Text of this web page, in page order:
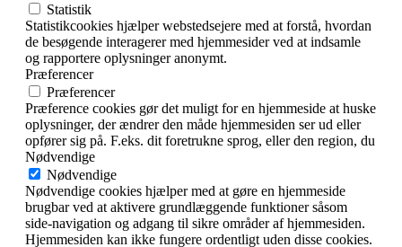
Statistik
Statistikcookies hjælper webstedsejere med at forstå, hvordan
de besøgende interagerer med hjemmesider ved at indsamle
og rapportere oplysninger anonymt.
Præferencer
Præferencer
Præference cookies gør det muligt for en hjemmeside at huske
oplysninger, der ændrer den måde hjemmesiden ser ud eller
opfører sig på. F.eks. dit foretrukne sprog, eller den region, du
Nødvendige
Nødvendige
Nødvendige cookies hjælper med at gøre en hjemmeside
brugbar ved at aktivere grundlæggende funktioner såsom
side-navigation og adgang til sikre områder af hjemmesiden.
Hjemmesiden kan ikke fungere ordentligt uden disse cookies.